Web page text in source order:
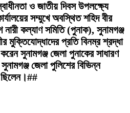
ও জাতীয় দিবস উপলক্ষ্যে
সম্মুখে অবস্থিত শহিদ বীর
কল্যাণ সমিতি (পুনাক), সুনামগঞ্জ
মুক্তিযোদ্ধাদের প্রতি বিনম্র শ্রদ্ধা
সুনামগঞ্জ জেলা পুনাকের সাধারণ
জেলা পুলিশের বিভিন্ন